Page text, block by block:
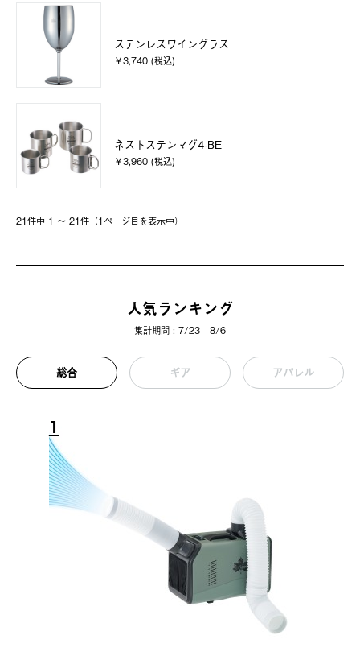
ステンレスワイングラス
￥3,740 (税込)
ネストステンマグ4-BE
￥3,960 (税込)
21件中 1 〜 21件（1ページ⽬を表⽰中）
人気ランキング
集計期間 : 7/23 - 8/6
総合 ギア アパレル
1